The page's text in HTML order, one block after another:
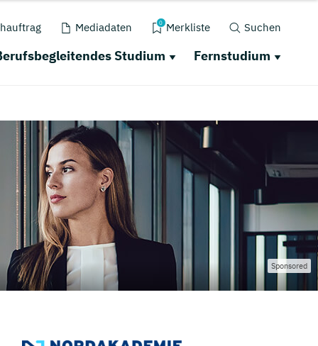
Mediadaten 0 Merkliste Suchen
Studium Fernstudium
Sponsored